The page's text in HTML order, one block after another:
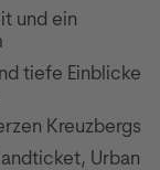
und ein
tiefe Einblicke
Kreuzbergs
Urban